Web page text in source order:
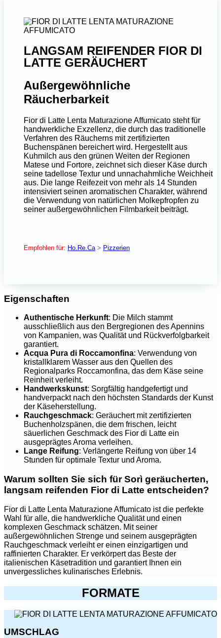
LANGSAM REIFENDER FIOR DI
LATTE GERÄUCHERT
Außergewöhnliche
Räucherbarkeit
Fior di Latte Lenta Maturazione Affumicato steht für
handwerkliche Exzellenz, die durch das traditionelle
Verfahren des Räucherns mit zertifizierten
Buchenspänen bereichert wird. Hergestellt aus
Kuhmilch aus den grünen Weiten der Regionen
Matese und Fortore, zeichnet sich dieser Käse durch
seine tadellose Textur und unnachahmliche Weichheit
aus. Die lange Reifezeit von mehr als 14 Stunden
intensiviert seinen aromatischen Charakter, während
die Verwendung von natürlichen Molkepfropfen zu
seiner außergewöhnlichen Filmbarkeit beiträgt.
Empfohlen für: Ho.Re.Ca> Pizzerien
Eigenschaften
Authentische Herkunft: Die Milch stammt
ausschließlich aus den Bergregionen des Apennins
von Kampanien, was Qualität und Rückverfolgbarkeit
garantiert.
Acqua Pura di Roccamonfina: Verwendung von
kristallklarem Wasser aus den Quellen des
Regionalparks Roccamonfina, das dem Käse seine
Reinheit verleiht.
Handwerkskunst: Sorgfältig handgefertigt und
handverpackt nach den höchsten Standards der Kunst
der Käseherstellung.
Rauchgeschmack: Geräuchert mit zertifizierten
Buchenholzspänen, die dem frischen, leicht
säuerlichen Geschmack des Fior di Latte ein
ausgeprägtes Aroma verleihen.
Lange Reifung: Verlängerte Reifung von über 14
Stunden für optimale Textur und Aroma.
Warum sollten Sie sich für Sorì geräucherten,
langsam reifenden Fior di Latte entscheiden?
Fior di Latte Lenta Maturazione Affumicato ist die perfekte
Wahl für alle, die handwerkliche Qualität und einen
komplexen Geschmack schätzen. Mit seiner
außergewöhnlichen Strenge und seinem ausgeprägten
Rauchgeschmack verleiht er einen einzigartigen und
raffinierten Charakter. Er verkörpert das Beste der
italienischen Käsetradition und garantiert Ihnen ein
unvergessliches kulinarisches Erlebnis.
FORMATE
UMSCHLAG